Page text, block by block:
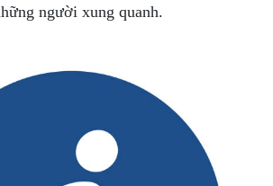
người xung quanh.